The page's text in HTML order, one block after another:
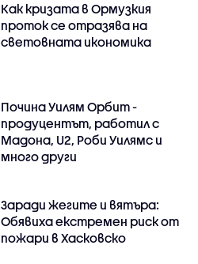
Как кризата в Ормузкия
проток се отразява на
световната икономика
Почина Уилям Орбит -
продуцентът, работил с
Мадона, U2, Роби Уилямс и
много други
Заради жегите и вятъра:
Обявиха екстремен риск от
пожари в Хасковско